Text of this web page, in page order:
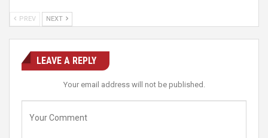
PREV NEXT
LEAVE A REPLY
Your email address will not be published.